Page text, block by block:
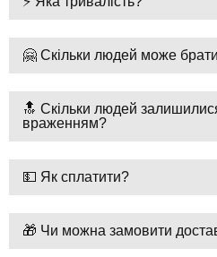
🤗 Скільки людей може
🔝 Скільки людей
враженням?
💵 Як сплатити?
🎁 Чи можна замовити